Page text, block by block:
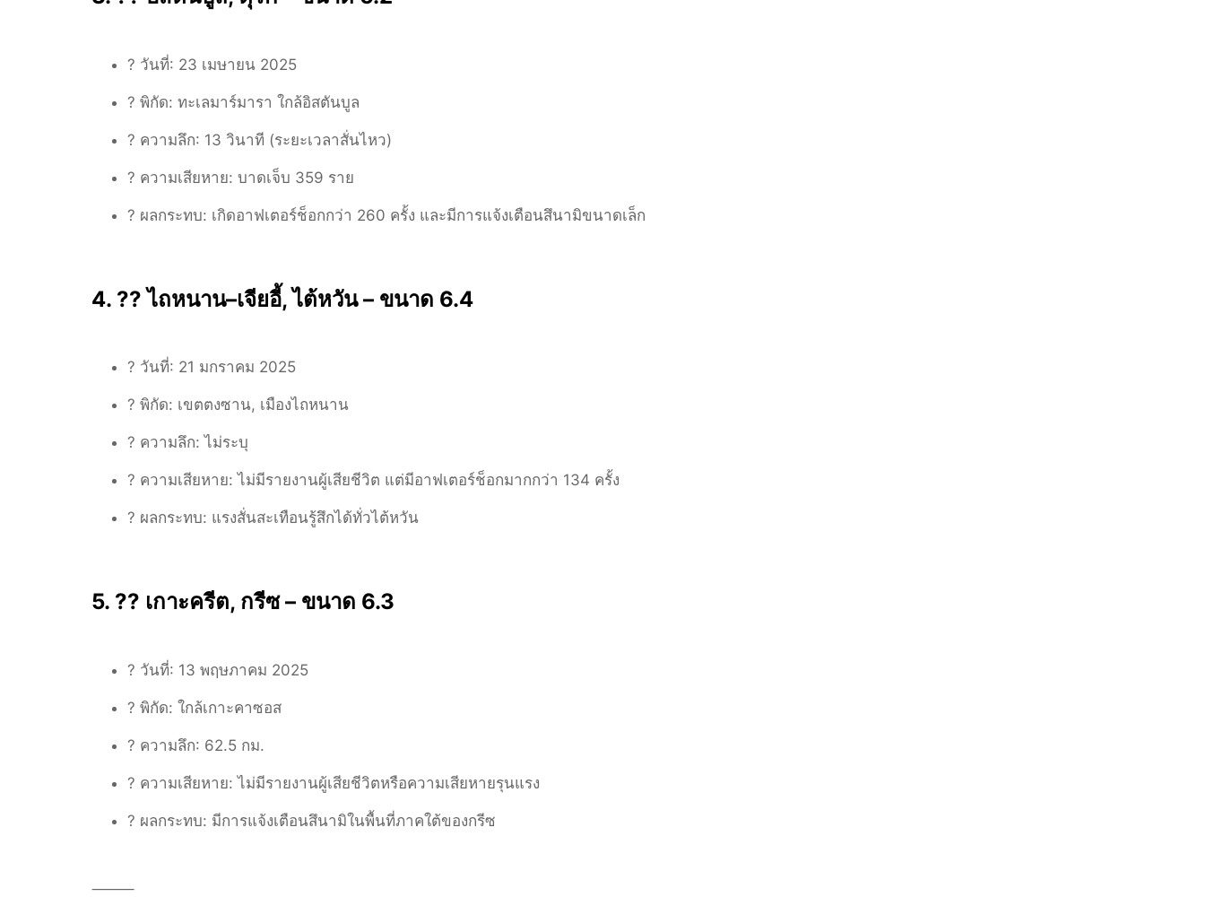
? วันที่: 23 เมษายน 2025
? พิกัด: ทะเลมาร์มารา ใกล้อิสตันบูล
? ความลึก: 13 วินาที (ระยะเวลาสั่นไหว)
? ความเสียหาย: บาดเจ็บ 359 ราย
?️ ผลกระทบ: เกิดอาฟเตอร์ช็อกกว่า 260 ครั้ง และมีการแจ้งเตือนสึนามิขนาดเล็ก
4. ?? ไถหนาน–เจียอี้, ไต้หวัน – ขนาด 6.4
? วันที่: 21 มกราคม 2025
? พิกัด: เขตตงซาน, เมืองไถหนาน
? ความลึก:ไม่ระบุ
? ความเสียหาย:ไม่มีรายงานผู้เสียชีวิต แต่มีอาฟเตอร์ช็อกมากกว่า 134 ครั้ง
?️ ผลกระทบ: แรงสั่นสะเทือนรู้สึกได้ทั่วไต้หวัน
5. ?? เกาะครีต, กรีซ – ขนาด 6.3
? วันที่: 13 พฤษภาคม 2025
? พิกัด: ใกล้เกาะคาซอส
? ความลึก: 62.5 กม.
? ความเสียหาย:ไม่มีรายงานผู้เสียชีวิตหรือความเสียหายรุนแรง
?️ ผลกระทบ: มีการแจ้งเตือนสึนามิในพื้นที่ภาคใต้ของกรีซ
⸻